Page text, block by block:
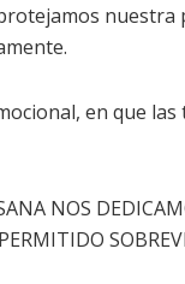
nuestra
en que las
NOS